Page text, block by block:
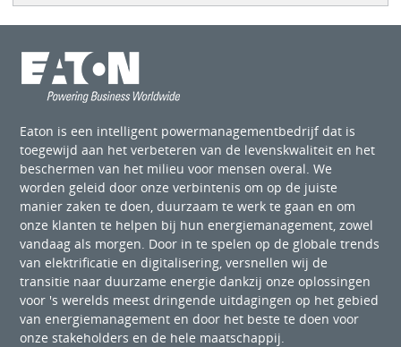
Eaton is een intelligent powermanagementbedrijf dat is
toegewijd aan het verbeteren van de levenskwaliteit en het
beschermen van het milieu voor mensen overal. We
worden geleid door onze verbintenis om op de juiste
manier zaken te doen, duurzaam te werk te gaan en om
onze klanten te helpen bij hun energiemanagement, zowel
vandaag als morgen. Door in te spelen op de globale trends
van elektrificatie en digitalisering, versnellen wij de
transitie naar duurzame energie dankzij onze oplossingen
voor 's werelds meest dringende uitdagingen op het gebied
van energiemanagement en door het beste te doen voor
onze stakeholders en de hele maatschappij.